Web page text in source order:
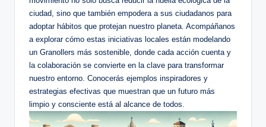
ciudad, sino que también empodera a sus ciudadanos para
adoptar hábitos que protejan nuestro planeta. Acompáñanos
a explorar cómo estas iniciativas locales están modelando
un Granollers más sostenible, donde cada acción cuenta y
la colaboración se convierte en la clave para transformar
nuestro entorno. Conocerás ejemplos inspiradores y
estrategias efectivas que muestran que un futuro más
limpio y consciente está al alcance de todos.